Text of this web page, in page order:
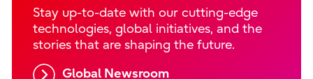
Stay up-to-date with our cutting-edge
technologies, global initiatives, and the
stories that are shaping the future.
Global Newsroom